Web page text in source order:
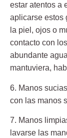
estar atentos a
aplicarse estos
la piel, ojos o
contacto con
abundante
mantuviera,
6. Manos
con las manos
7. Manos
lavarse las